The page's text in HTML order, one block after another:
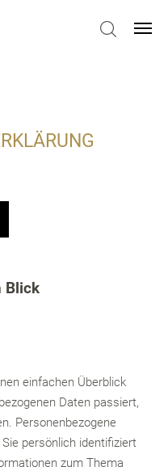
Blick
einfachen Überblick
Daten passiert,
Personenbezogene
persönlich identifiziert
zum Thema